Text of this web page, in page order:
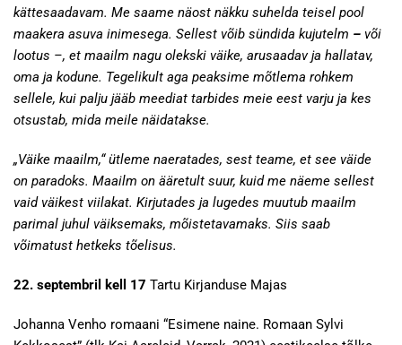
kättesaadavam. Me saame näost näkku suhelda teisel pool
maakera asuva inimesega. Sellest võib sündida kujutelm – või
lootus –, et maailm nagu olekski väike, arusaadav ja hallatav,
oma ja kodune. Tegelikult aga peaksime mõtlema rohkem
sellele, kui palju jääb meediat tarbides meie eest varju ja kes
otsustab, mida meile näidatakse.
„Väike maailm,“ ütleme naeratades, sest teame, et see väide
on paradoks. Maailm on ääretult suur, kuid me näeme sellest
vaid väikest viilakat. Kirjutades ja lugedes muutub maailm
parimal juhul väiksemaks, mõistetavamaks. Siis saab
võimatust hetkeks tõelisus.
22. septembril kell 17 Tartu Kirjanduse Majas
Johanna Venho romaani “Esimene naine. Romaan Sylvi